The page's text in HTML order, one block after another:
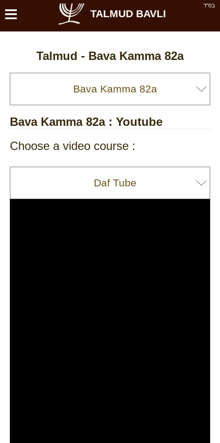
בס''ד ≡ TALMUD BAVLI
Talmud - Bava Kamma 82a
Bava Kamma 82a: Youtube
Choose a video course :